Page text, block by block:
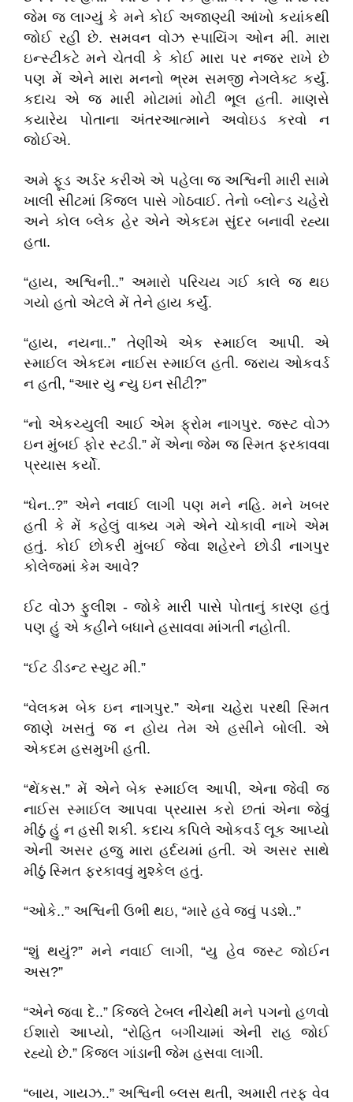
જેમ જ લાગ્યું કે મને કોઈ અજાણ્યી આંખો કયાંકથી
જોઈ રહી છે. સમવન વોઝ સ્પાયિંગ ઓન મી. મારા
ઇન્સ્ટીકટે મને ચેતવી કે કોઈ મારા પર નજર રાખે છે
પણ મેં એને મારા મનનો ભ્રમ સમજી નેગલેક્ટ કર્યું.
કદાચ એ જ મારી મોટામાં મોટી ભૂલ હતી. માણસે
કયારેય પોતાના અંતરઆત્માને અવોઇડ કરવો ન
જોઈએ.
અમે ફૂડ અર્ડર કરીએ એ પહેલા જ અશ્વિની મારી સામે
ખાલી સીટમાં કિંજલ પાસે ગોઠવાઈ. તેનો બ્લોન્ડ ચહેરો
અને કોલ બ્લેક હેર એને એકદમ સુંદર બનાવી રહ્યા
હતા.
“હાય, અશ્વિની..” અમારો પરિચય ગઈ કાલે જ થઇ
ગયો હતો એટલે મેં તેને હાય કર્યું.
“હાય, નયના..” તેણીએ એક સ્માઈલ આપી. એ
સ્માઈલ એકદમ નાઈસ સ્માઈલ હતી. જરાય ઓકવર્ડ
ન હતી, “આર યુ ન્યુ ઇન સીટી?”
“નો એકચ્યુલી આઈ એમ ફ્રોમ નાગપુર. જસ્ટ વોઝ
ઇન મુંબઈ ફોર સ્ટડી.” મેં એના જેમ જ સ્મિત ફરકાવવા
પ્રયાસ કર્યો.
“ધેન..?” એને નવાઈ લાગી પણ મને નહિ. મને ખબર
હતી કે મેં કહેલું વાક્ય ગમે એને ચોકાવી નાખે એમ
હતું. કોઈ છોકરી મુંબઈ જેવા શહેરને છોડી નાગપુર
કોલેજમાં કેમ આવે?
ઈટ વોઝ ફુલીશ - જોકે મારી પાસે પોતાનું કારણ હતું
પણ હું એ કહીને બધાને હસાવવા માંગતી નહોતી.
“ઈટ ડીડન્ટ સ્યુટ મી.”
“વેલકમ બેક ઇન નાગપુર.” એના ચહેરા પરથી સ્મિત
જાણે ખસતું જ ન હોય તેમ એ હસીને બોલી. એ
એકદમ હસમુખી હતી.
“થેંકસ.” મેં એને બેક સ્માઈલ આપી, એના જેવી જ
નાઈસ સ્માઈલ આપવા પ્રયાસ કરો છતાં એના જેવું
મીઠું હું ન હસી શકી. કદાચ કપિલે ઓકવર્ડ લૂક આપ્યો
એની અસર હજુ મારા હર્દયમાં હતી. એ અસર સાથે
મીઠું સ્મિત ફરકાવવું મુશ્કેલ હતું.
“ઓકે..” અશ્વિની ઉભી થઇ, “મારે હવે જવું પડશે..”
“શું થયું?” મને નવાઈ લાગી, “યુ હેવ જસ્ટ જોઈન
અસ?”
“એને જવા દે..” કિંજલે ટેબલ નીચેથી મને પગનો હળવો
ઈશારો આપ્યો, “રોહિત બગીચામાં એની રાહ જોઈ
રહ્યો છે.” કિંજલ ગાંડાની જેમ હસવા લાગી.
“બાય, ગાયઝ..” અશ્વિની બ્લસ થતી, અમારી તરફ વેવ